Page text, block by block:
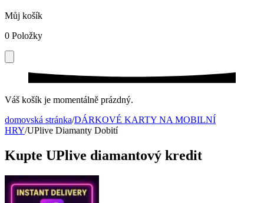
Můj košík
0 Položky
Váš košík je momentálně prázdný.
domovská stránka/DÁRKOVÉ KARTY NA MOBILNÍ
HRY/UPlive Diamanty Dobití
Kupte UPlive diamantový kredit